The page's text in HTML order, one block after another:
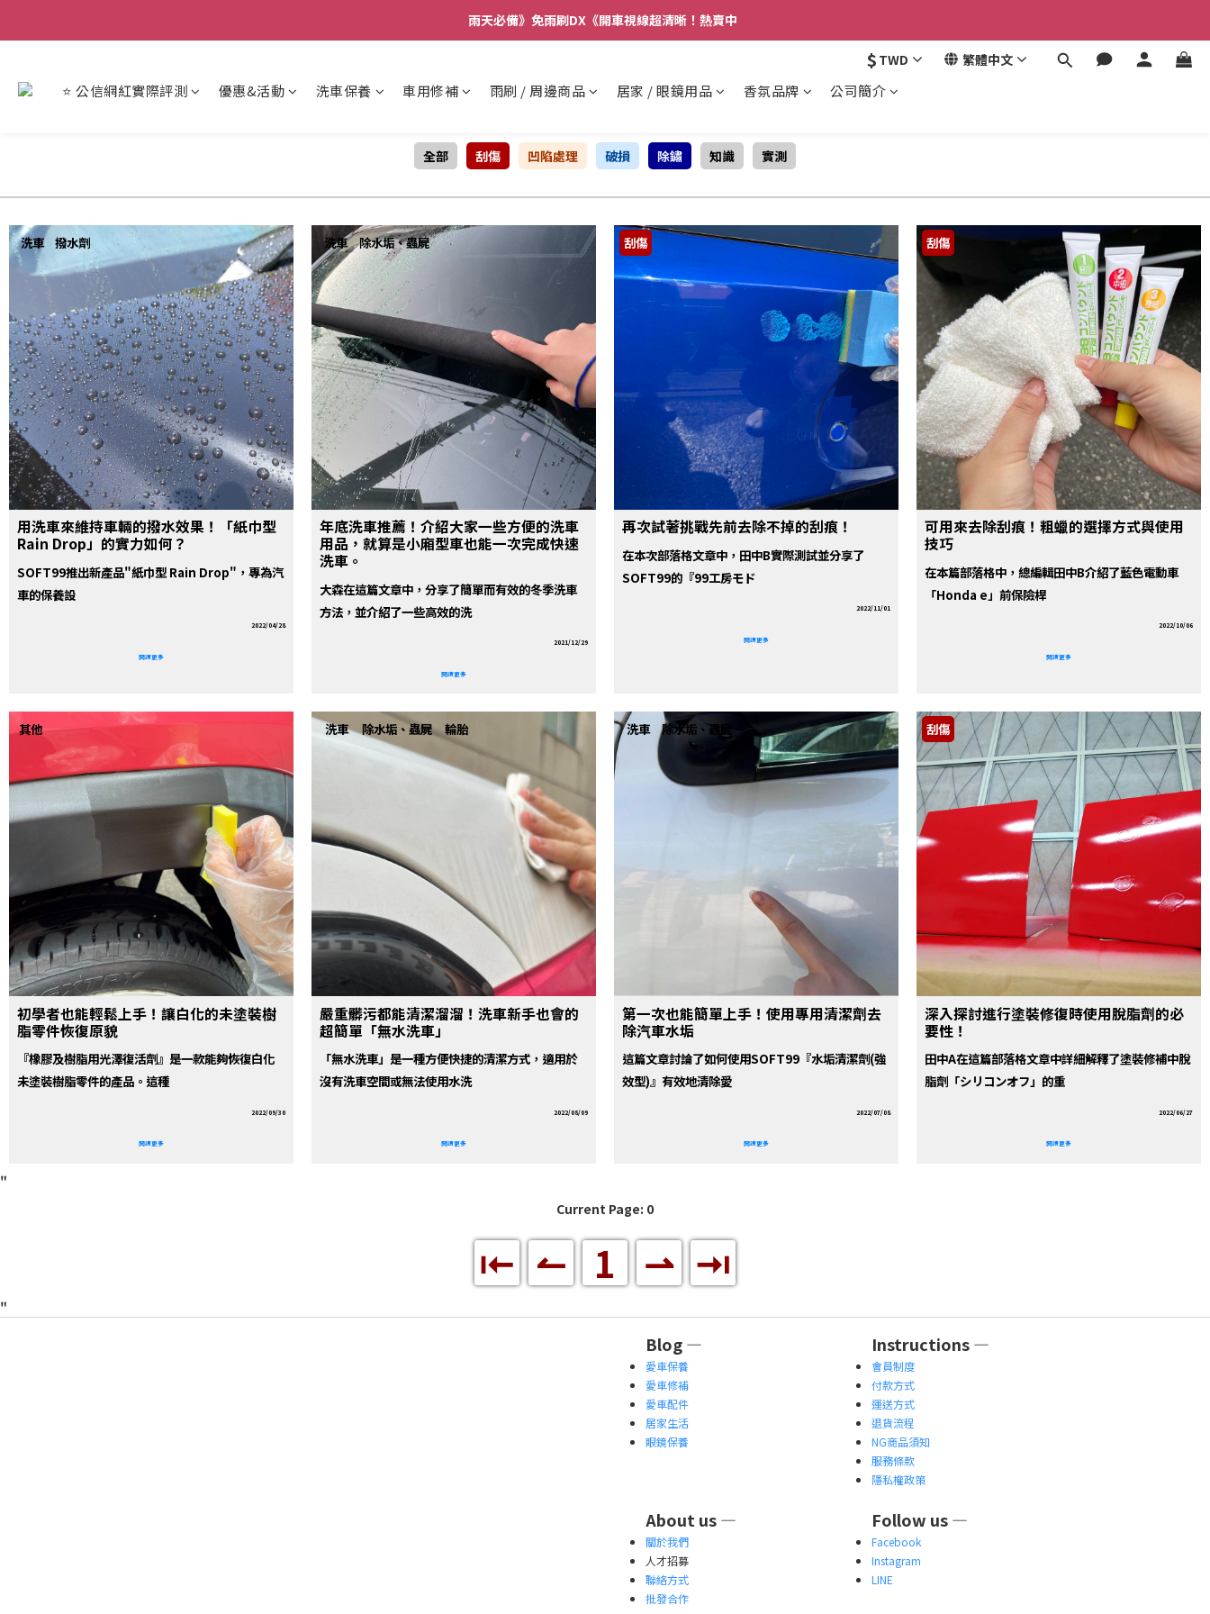
【重要】本公司不會在假日、非上班時段以電話連絡，若有疑慮請聯絡我們確認。
雨天必備》免雨刷DX《開車視線超清晰！熱賣中
$ TWD 繁體中文
⭐ 公信網紅實際評測 優惠&活動 洗車保養 車用修補 雨刷 / 周邊商品 居家 / 眼鏡用品 香氛品牌 公司簡介
全部 刮傷 凹陷處理 破損 除鏽 知識 實測
洗車 撥水劑
用洗車來維持車輛的撥水效果！「紙巾型
Rain Drop」的實力如何？
SOFT99推出新產品"紙巾型 Rain Drop"，專為汽
車的保養設
2022/04/28
閱讀更多
洗車 除水垢、蟲屍
年底洗車推薦！介紹大家一些方便的洗車
用品，就算是小廂型車也能一次完成快速
洗車。
大森在這篇文章中，分享了簡單而有效的冬季洗車
方法，並介紹了一些高效的洗
2021/12/29
閱讀更多
刮傷
再次試著挑戰先前去除不掉的刮痕！
在本次部落格文章中，田中B實際測試並分享了
SOFT99的『99工房モド
2022/11/01
閱讀更多
刮傷
可用來去除刮痕！粗蠟的選擇方式與使用
技巧
在本篇部落格中，總編輯田中B介紹了藍色電動車
「Honda e」前保險桿
2022/10/06
閱讀更多
其他
初學者也能輕鬆上手！讓白化的未塗裝樹
脂零件恢復原貌
『橡膠及樹脂用光澤復活劑』是一款能夠恢復白化
未塗裝樹脂零件的產品。這種
2022/09/30
閱讀更多
洗車 除水垢、蟲屍 輪胎
嚴重髒污都能清潔溜溜！洗車新手也會的
超簡單「無水洗車」
「無水洗車」是一種方便快捷的清潔方式，適用於
沒有洗車空間或無法使用水洗
2022/08/09
閱讀更多
洗車 除水垢、蟲屍
第一次也能簡單上手！使用專用清潔劑去
除汽車水垢
這篇文章討論了如何使用SOFT99『水垢清潔劑(強
效型)』有效地清除愛
2022/07/08
閱讀更多
刮傷
深入探討進行塗裝修復時使用脫脂劑的必
要性！
田中A在這篇部落格文章中詳細解釋了塗裝修補中脫
脂劑「シリコンオフ」的重
2022/06/27
閱讀更多
"
Current Page: 0
⇤ ↼ 1 ⇀ ⇥
"
Blog — Instructions —
愛車保養
會員制度
愛車修補
付款方式
愛車配件
運送方式
居家生活
退貨流程
眼鏡保養
NG商品須知
服務條款
隱私權政策
About us — Follow us —
關於我們
Facebook
人才招募
Instagram
聯絡方式
LINE
批發合作